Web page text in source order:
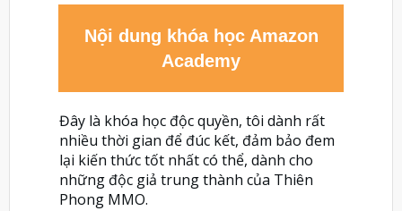
Nội dung khóa học Amazon
Academy
Đây là khóa học độc quyền, tôi dành rất
nhiều thời gian để đúc kết, đảm bảo đem
lại kiến thức tốt nhất có thể, dành cho
những độc giả trung thành của Thiên
Phong MMO.